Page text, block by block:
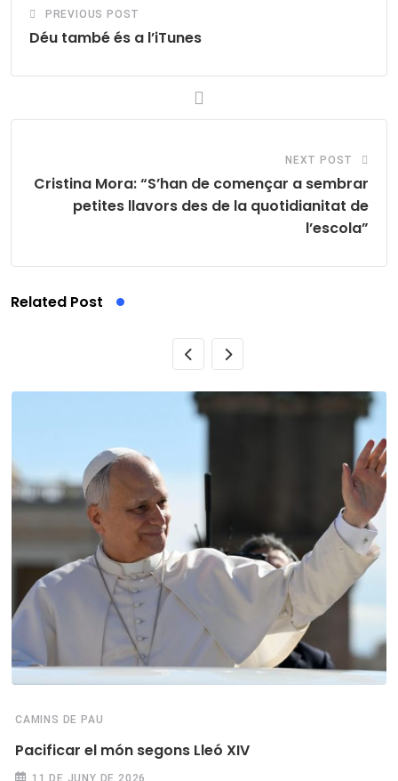
PREVIOUS POST
Déu també és a l’iTunes
NEXT POST
Cristina Mora: “S’han de començar a sembrar
petites llavors des de la quotidianitat de
l’escola”
Related Post
CAMINS DE PAU
Pacificar el món segons Lleó XIV